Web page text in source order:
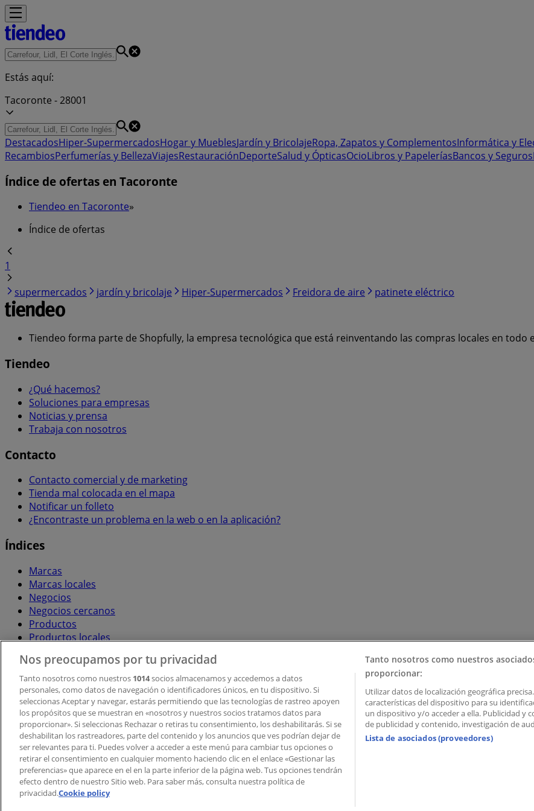
Estás aquí:
Tacoronte - 28001
DestacadosHiper-SupermercadosHogar y MueblesJardín y BricolajeRopa, Zapatos y ComplementosInformática y
RecambiosPerfumerías y BellezaViajesRestauraciónDeporteSalud y ÓpticasOcioLibros y PapeleríasBancos y Seguros
Índice de ofertas en Tacoronte
Tiendeo en Tacoronte»
Índice de ofertas
1
supermercados
jardín y bricolaje Hiper-Supermercados Freidora de aire patinete eléctrico
Tiendeo forma parte de Shopfully, la empresa tecnológica que está reinventando las compras locales en todo
Tiendeo
¿Qué hacemos?
Soluciones para empresas
Noticias y prensa
Trabaja con nosotros
Contacto
Contacto comercial y de marketing
Tienda mal colocada en el mapa
Notificar un folleto
¿Encontraste un problema en la web o en la aplicación?
Índices
Marcas
Marcas locales
Negocios
Negocios cercanos
Productos
Productos locales
Descargar la APP Tiendeo
Copyright © Tiendeo ® 2026 · Shopfully Marketing S.L.U. – Palau de Mar – 08039 Barcelona, Spain
Términos y condicionesPolítica de privacidad
Gestionar cookies
Nos preocupamos por tu privacidad
Tanto nosotros como nuestros 1014socios almacenamos y accedemos a datos
personales, como datos de navegación o identificadores únicos, en tu dispositivo. Si
seleccionas Aceptar y navegar, estarás permitiendo que las tecnologías de rastreo apoyen
los propósitos que se muestran en «nosotros y nuestros socios tratamos datos para
proporcionar». Si seleccionas Rechazar o retiras tu consentimiento, los deshabilitarás. Si se
deshabilitan los rastreadores, parte del contenido y los anuncios que ves podrían dejar de
ser relevantes para ti. Puedes volver a acceder a este menú para cambiar tus opciones o
retirar el consentimiento en cualquier momento haciendo clic en el enlace «Gestionar las
preferencias» que aparece en el en la parte inferior de la página web. Tus opciones tendrán
efecto dentro de nuestro Sitio web. Para saber más, consulta nuestra política de
privacidad.Cookie policy
Tanto nosotros como nuestros
proporcionar:
Utilizar datos de localización geográfica
características del dispositivo para su
un dispositivo y/o acceder a ella. Publicidad y
de publicidad y contenido, investigación de
Lista de asociados (proveedores)